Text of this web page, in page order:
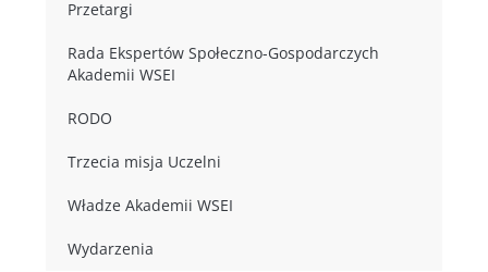
Przetargi
Rada Ekspertów Społeczno-Gospodarczych
Akademii WSEI
RODO
Trzecia misja Uczelni
Władze Akademii WSEI
Wydarzenia